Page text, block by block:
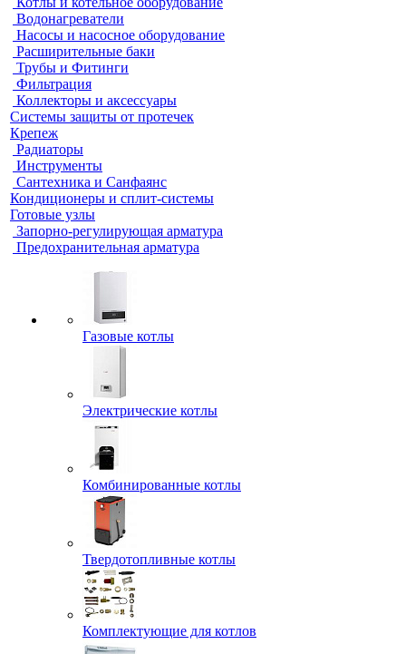
Водонагреватели
Насосы и насосное оборудование
Расширительные баки
Трубы и Фитинги
Фильтрация
Коллекторы и аксессуары
Системы защиты от протечек
Крепеж
Радиаторы
Инструменты
Сантехника и Санфаянс
Кондиционеры и сплит-системы
Готовые узлы
Запорно-регулирующая арматура
Предохранительная арматура
Газовые котлы
Электрические котлы
Комбинированные котлы
Твердотопливные котлы
Комплектующие для котлов